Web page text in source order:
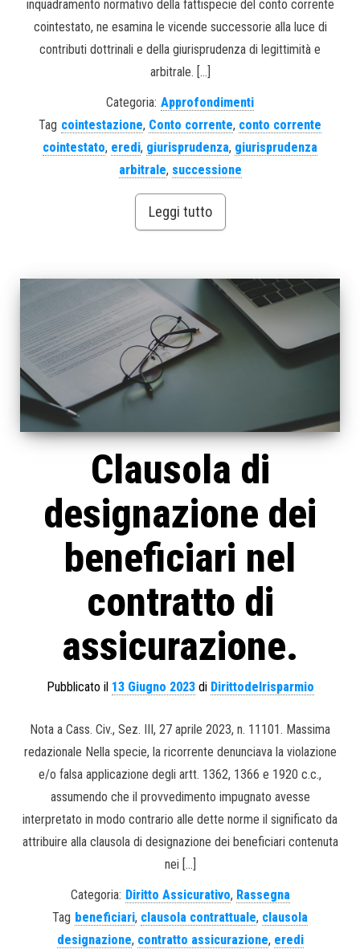
inquadramento normativo della fattispecie del conto corrente
cointestato, ne esamina le vicende successorie alla luce di
contributi dottrinali e della giurisprudenza di legittimità e
arbitrale. […]
Categoria: Approfondimenti
Tag cointestazione, Conto corrente, conto corrente
cointestato, eredi, giurisprudenza, giurisprudenza
arbitrale, successione
Leggi tutto
Clausola di
designazione dei
beneficiari nel
contratto di
assicurazione.
Pubblicato il 13 Giugno 2023di Dirittodelrisparmio
Nota a Cass. Civ., Sez. III, 27 aprile 2023, n. 11101. Massima
redazionale Nella specie, la ricorrente denunciava la violazione
e/o falsa applicazione degli artt. 1362, 1366 e 1920 c.c.,
assumendo che il provvedimento impugnato avesse
interpretato in modo contrario alle dette norme il significato da
attribuire alla clausola di designazione dei beneficiari contenuta
nei […]
Categoria: Diritto Assicurativo, Rassegna
Tag beneficiari, clausola contrattuale, clausola
designazione, contratto assicurazione, eredi